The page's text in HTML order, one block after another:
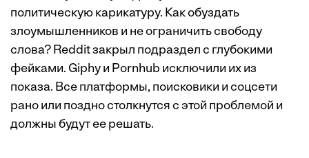
политическую карикатуру. Как обуздать
злоумышленников и не ограничить свободу
слова? Reddit закрыл подраздел с глубокими
фейками. Giphy и Pornhub исключили их из
показа. Все платформы, поисковики и соцсети
рано или поздно столкнутся с этой проблемой и
должны будут ее решать.